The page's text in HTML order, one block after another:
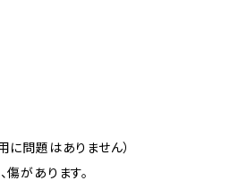
に問題はありません）
があります。